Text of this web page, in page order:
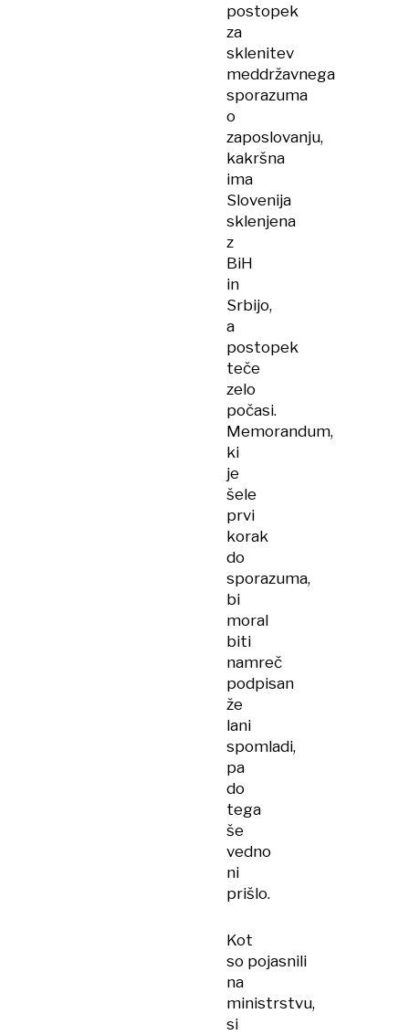
postopek
za
sklenitev
meddržavnega
sporazuma
o
zaposlovanju,
kakršna
ima
Slovenija
sklenjena
z
BiH
in
Srbijo,
a
postopek
teče
zelo
počasi.
Memorandum,
ki
je
šele
prvi
korak
do
sporazuma,
bi
moral
biti
namreč
podpisan
že
lani
spomladi,
pa
do
tega
še
vedno
ni
prišlo.
Kot
so pojasnili
na
ministrstvu,
si